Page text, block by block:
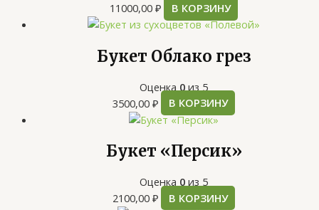
11000,00 ₽ В КОРЗИНУ
Букет Облако грез
Оценка 0 из 5
3500,00 ₽ В КОРЗИНУ
Букет «Персик»
Оценка 0 из 5
2100,00 ₽ В КОРЗИНУ